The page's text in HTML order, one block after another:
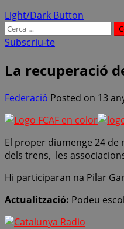
Light/Dark Button
Cerca:
Subscriu-te
La recuperació
Federació Posted on 13
El proper diumenge 24 de
dels trens, les
Hi participaran na Pilar
Actualització: Podeu